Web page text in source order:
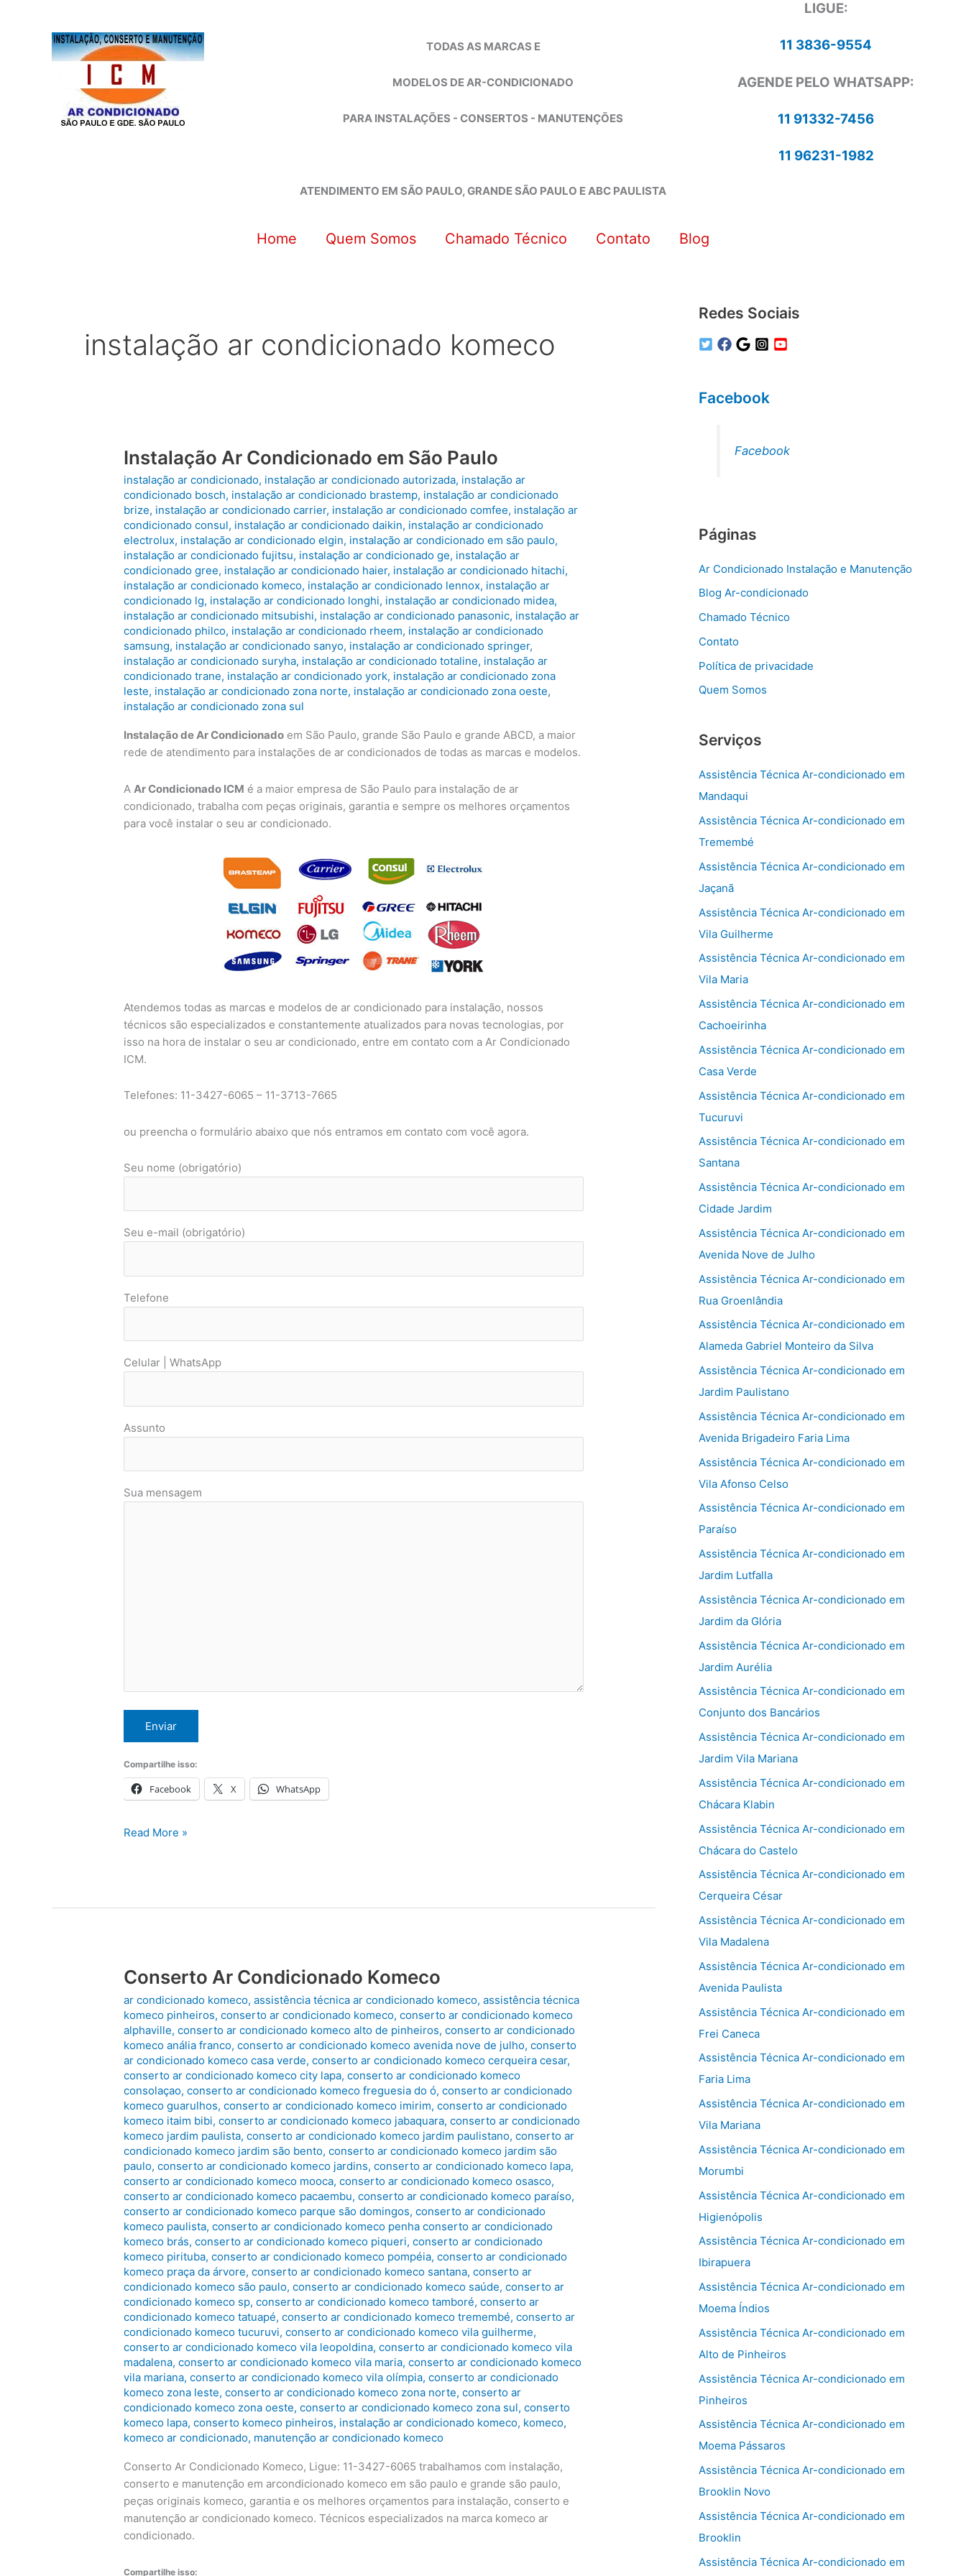
TODAS AS MARCAS E
MODELOS DE AR-CONDICIONADO
PARA INSTALAÇÕES - CONSERTOS - MANUTENÇÕES
LIGUE:
11 3836-9554
AGENDE PELO WHATSAPP:
11 91332-7456
11 96231-1982
ATENDIMENTO EM SÃO PAULO, GRANDE SÃO PAULO E ABC PAULISTA
Home Quem Somos Chamado Técnico Contato Blog
instalação ar condicionado komeco
Instalação Ar Condicionado em São Paulo
instalação ar condicionado, instalação ar condicionado autorizada, instalação ar
condicionado bosch, instalação ar condicionado brastemp, instalação ar condicionado
brize, instalação ar condicionado carrier, instalação ar condicionado comfee, instalação ar
condicionado consul, instalação ar condicionado daikin, instalação ar condicionado
electrolux, instalação ar condicionado elgin, instalação ar condicionado em são paulo,
instalação ar condicionado fujitsu, instalação ar condicionado ge, instalação ar
condicionado gree, instalação ar condicionado haier, instalação ar condicionado hitachi,
instalação ar condicionado komeco, instalação ar condicionado lennox, instalação ar
condicionado lg, instalação ar condicionado longhi, instalação ar condicionado midea,
instalação ar condicionado mitsubishi, instalação ar condicionado panasonic, instalação ar
condicionado philco, instalação ar condicionado rheem, instalação ar condicionado
samsung, instalação ar condicionado sanyo, instalação ar condicionado springer,
instalação ar condicionado suryha, instalação ar condicionado totaline, instalação ar
condicionado trane, instalação ar condicionado york, instalação ar condicionado zona
leste, instalação ar condicionado zona norte, instalação ar condicionado zona oeste,
instalação ar condicionado zona sul
Instalação de Ar Condicionado em São Paulo, grande São Paulo e grande ABCD, a maior
rede de atendimento para instalações de ar condicionados de todas as marcas e modelos.
A Ar Condicionado ICM é a maior empresa de São Paulo para instalação de ar
condicionado, trabalha com peças originais, garantia e sempre os melhores orçamentos
para você instalar o seu ar condicionado.
Atendemos todas as marcas e modelos de ar condicionado para instalação, nossos
técnicos são especializados e constantemente atualizados para novas tecnologias, por
isso na hora de instalar o seu ar condicionado, entre em contato com a Ar Condicionado
ICM.
Telefones: 11-3427-6065 – 11-3713-7665
ou preencha o formulário abaixo que nós entramos em contato com você agora.
Seu nome (obrigatório)
Seu e-mail (obrigatório)
Telefone
Celular | WhatsApp
Assunto
Sua mensagem
Compartilhe isso:
Facebook X WhatsApp
Instalação
Read More »
Conserto Ar Condicionado Komeco
ar condicionado komeco,assistência técnica ar condicionado komeco,assistência técnica
komeco pinheiros,conserto ar condicionado komeco,conserto ar condicionado komeco
alphaville,conserto ar condicionado komeco alto de pinheiros,conserto ar condicionado
komeco anália franco,conserto ar condicionado komeco avenida nove de julho,conserto
ar condicionado komeco casa verde,conserto ar condicionado komeco cerqueira cesar,
conserto ar condicionado komeco city lapa,conserto ar condicionado komeco
consolaçao,conserto ar condicionado komeco freguesia do ó,conserto ar condicionado
komeco guarulhos,conserto ar condicionado komeco imirim,conserto ar condicionado
komeco itaim bibi,conserto ar condicionado komeco jabaquara,conserto ar condicionado
komeco jardim paulista,conserto ar condicionado komeco jardim paulistano,conserto ar
condicionado komeco jardim são bento,conserto ar condicionado komeco jardim são
paulo,conserto ar condicionado komeco jardins,conserto ar condicionado komeco lapa,
conserto ar condicionado komeco mooca,conserto ar condicionado komeco osasco,
conserto ar condicionado komeco pacaembu,conserto ar condicionado komeco paraíso,
conserto ar condicionado komeco parque são domingos,conserto ar condicionado
komeco paulista,conserto ar condicionado komeco penha conserto ar condicionado
komeco brás,conserto ar condicionado komeco piqueri,conserto ar condicionado
komeco pirituba,conserto ar condicionado komeco pompéia,conserto ar condicionado
komeco praça da árvore,conserto ar condicionado komeco santana,conserto ar
condicionado komeco são paulo,conserto ar condicionado komeco saúde,conserto ar
condicionado komeco sp,conserto ar condicionado komeco tamboré,conserto ar
condicionado komeco tatuapé,conserto ar condicionado komeco tremembé,conserto ar
condicionado komeco tucuruvi,conserto ar condicionado komeco vila guilherme,
conserto ar condicionado komeco vila leopoldina,conserto ar condicionado komeco vila
madalena,conserto ar condicionado komeco vila maria,conserto ar condicionado komeco
vila mariana,conserto ar condicionado komeco vila olímpia,conserto ar condicionado
komeco zona leste,conserto ar condicionado komeco zona norte,conserto ar
condicionado komeco zona oeste,conserto ar condicionado komeco zona sul,conserto
komeco lapa,conserto komeco pinheiros, instalação ar condicionado komeco, komeco,
komeco ar condicionado, manutenção ar condicionado komeco
Conserto Ar Condicionado Komeco, Ligue: 11-3427-6065 trabalhamos com instalação,
conserto e manutenção em arcondicionado komeco em são paulo e grande são paulo,
peças originais komeco, garantia e os melhores orçamentos para instalação, conserto e
manutenção ar condicionado komeco. Técnicos especializados na marca komeco ar
condicionado.
Compartilhe isso:
Redes Sociais
Facebook
Facebook
Páginas
Ar Condicionado Instalação e Manutenção
Blog Ar-condicionado
Chamado Técnico
Contato
Política de privacidade
Quem Somos
Serviços
Assistência Técnica Ar-condicionado em
Mandaqui
Assistência Técnica Ar-condicionado em
Tremembé
Assistência Técnica Ar-condicionado em
Jaçanã
Assistência Técnica Ar-condicionado em
Vila Guilherme
Assistência Técnica Ar-condicionado em
Vila Maria
Assistência Técnica Ar-condicionado em
Cachoeirinha
Assistência Técnica Ar-condicionado em
Casa Verde
Assistência Técnica Ar-condicionado em
Tucuruvi
Assistência Técnica Ar-condicionado em
Santana
Assistência Técnica Ar-condicionado em
Cidade Jardim
Assistência Técnica Ar-condicionado em
Avenida Nove de Julho
Assistência Técnica Ar-condicionado em
Rua Groenlândia
Assistência Técnica Ar-condicionado em
Alameda Gabriel Monteiro da Silva
Assistência Técnica Ar-condicionado em
Jardim Paulistano
Assistência Técnica Ar-condicionado em
Avenida Brigadeiro Faria Lima
Assistência Técnica Ar-condicionado em
Vila Afonso Celso
Assistência Técnica Ar-condicionado em
Paraíso
Assistência Técnica Ar-condicionado em
Jardim Lutfalla
Assistência Técnica Ar-condicionado em
Jardim da Glória
Assistência Técnica Ar-condicionado em
Jardim Aurélia
Assistência Técnica Ar-condicionado em
Conjunto dos Bancários
Assistência Técnica Ar-condicionado em
Jardim Vila Mariana
Assistência Técnica Ar-condicionado em
Chácara Klabin
Assistência Técnica Ar-condicionado em
Chácara do Castelo
Assistência Técnica Ar-condicionado em
Cerqueira César
Assistência Técnica Ar-condicionado em
Vila Madalena
Assistência Técnica Ar-condicionado em
Avenida Paulista
Assistência Técnica Ar-condicionado em
Frei Caneca
Assistência Técnica Ar-condicionado em
Faria Lima
Assistência Técnica Ar-condicionado em
Vila Mariana
Assistência Técnica Ar-condicionado em
Morumbi
Assistência Técnica Ar-condicionado em
Higienópolis
Assistência Técnica Ar-condicionado em
Ibirapuera
Assistência Técnica Ar-condicionado em
Moema Índios
Assistência Técnica Ar-condicionado em
Alto de Pinheiros
Assistência Técnica Ar-condicionado em
Pinheiros
Assistência Técnica Ar-condicionado em
Moema Pássaros
Assistência Técnica Ar-condicionado em
Brooklin Novo
Assistência Técnica Ar-condicionado em
Brooklin
Assistência Técnica Ar-condicionado em